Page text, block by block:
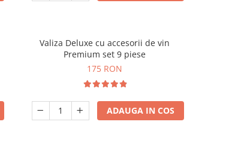
Valiza Deluxe cu accesorii de vin
Premium set 9 piese
175 RON
ADAUGA IN COS